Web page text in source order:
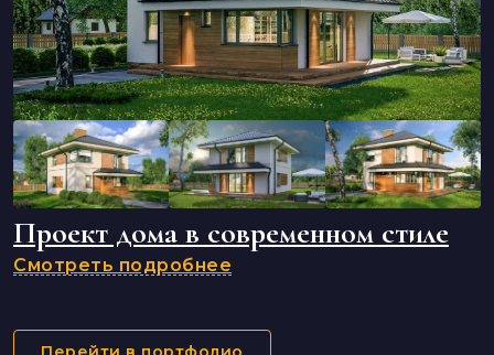
Проект дома в современном стиле
Смотреть подробнее